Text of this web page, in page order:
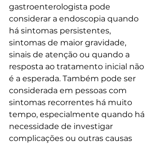
gastroenterologista pode
considerar a endoscopia quando
há sintomas persistentes,
sintomas de maior gravidade,
sinais de atenção ou quando a
resposta ao tratamento inicial não
é a esperada. Também pode ser
considerada em pessoas com
sintomas recorrentes há muito
tempo, especialmente quando há
necessidade de investigar
complicações ou outras causas